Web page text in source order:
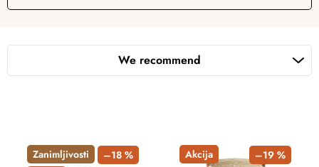
r
o We recommend
Zanimljivosti
–18 % Akcija –19 %